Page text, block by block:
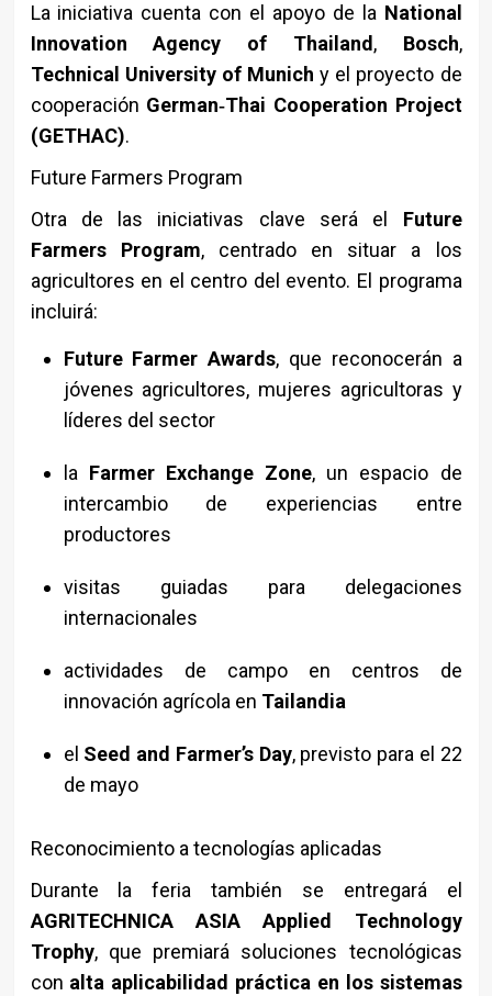
La iniciativa cuenta con el apoyo de la National
Innovation Agency of Thailand, Bosch,
Technical University of Munich y el proyecto de
cooperación German‑Thai Cooperation Project
(GETHAC).
Future Farmers Program
Otra de las iniciativas clave será el Future
Farmers Program, centrado en situar a los
agricultores en el centro del evento. El programa
incluirá:
Future Farmer Awards, que reconocerán a
jóvenes agricultores, mujeres agricultoras y
líderes del sector
la Farmer Exchange Zone, un espacio de
intercambio de experiencias entre
productores
visitas guiadas para delegaciones
internacionales
actividades de campo en centros de
innovación agrícola en Tailandia
el Seed and Farmer’s Day, previsto para el 22
de mayo
Reconocimiento a tecnologías aplicadas
Durante la feria también se entregará el
AGRITECHNICA ASIA Applied Technology
Trophy, que premiará soluciones tecnológicas
con alta aplicabilidad práctica en los sistemas